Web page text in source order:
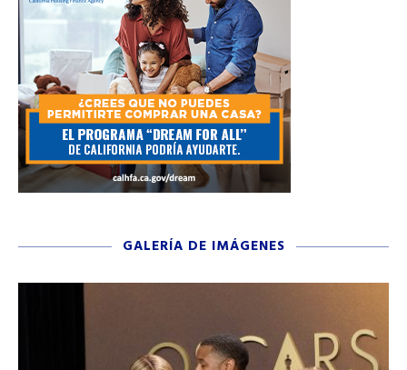
GALERÍA DE IMÁGENES